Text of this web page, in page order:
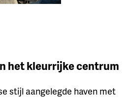
het kleurrijke centrum
stijl aangelegde haven met